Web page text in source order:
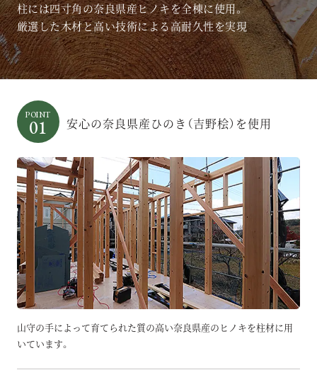
柱には四寸角の奈良県産ヒノキを全棟に使用。
厳選した木材と高い技術による高耐久性を実現
POINT
01 安心の奈良県産ひのき（吉野桧）を使用
山守の手によって育てられた質の高い奈良県産のヒノキを柱材に用
いています。